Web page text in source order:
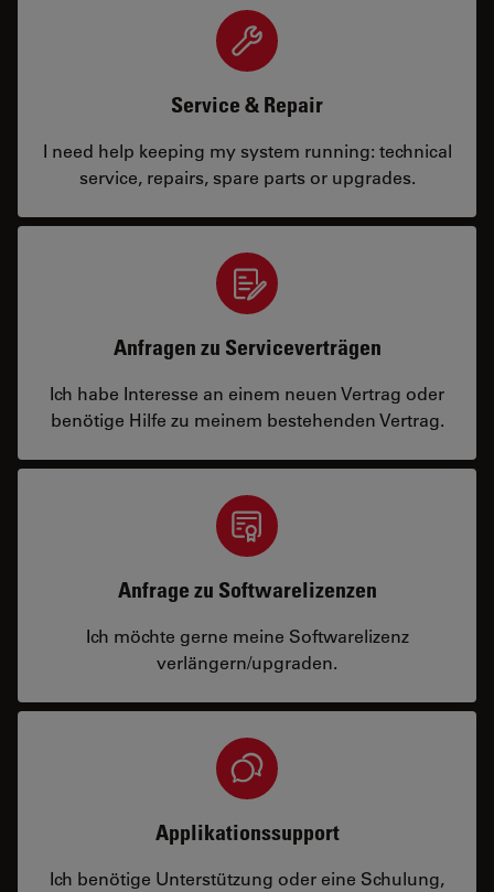
Service & Repair
I need help keeping my system running: technical
service, repairs, spare parts or upgrades.
Anfragen zu Serviceverträgen
Ich habe Interesse an einem neuen Vertrag oder
benötige Hilfe zu meinem bestehenden Vertrag.
Anfrage zu Softwarelizenzen
Ich möchte gerne meine Softwarelizenz
verlängern/upgraden.
Applikationssupport
Ich benötige Unterstützung oder eine Schulung,